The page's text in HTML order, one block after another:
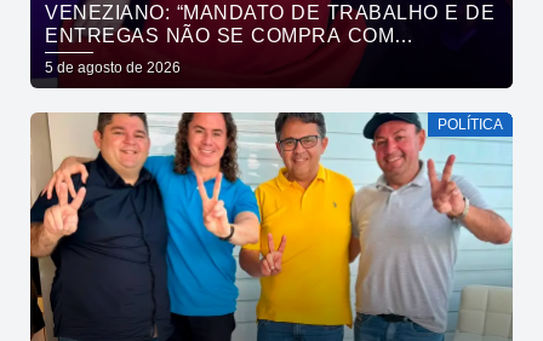
VENEZIANO: “MANDATO DE TRABALHO E DE
ENTREGAS NÃO SE COMPRA COM
DINHEIRO, SE CONQUISTA COM TRABALHO”
5 de agosto de 2026
POLÍTICA